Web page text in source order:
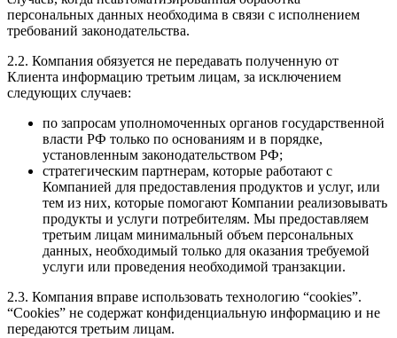
персональных данных необходима в связи с исполнением
требований законодательства.
2.2. Компания обязуется не передавать полученную от
Клиента информацию третьим лицам, за исключением
следующих случаев:
по запросам уполномоченных органов государственной
власти РФ только по основаниям и в порядке,
установленным законодательством РФ;
стратегическим партнерам, которые работают с
Компанией для предоставления продуктов и услуг, или
тем из них, которые помогают Компании реализовывать
продукты и услуги потребителям. Мы предоставляем
третьим лицам минимальный объем персональных
данных, необходимый только для оказания требуемой
услуги или проведения необходимой транзакции.
2.3. Компания вправе использовать технологию “cookies”.
“Cookies” не содержат конфиденциальную информацию и не
передаются третьим лицам.